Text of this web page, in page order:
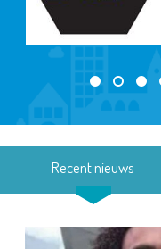
Recent nieuws